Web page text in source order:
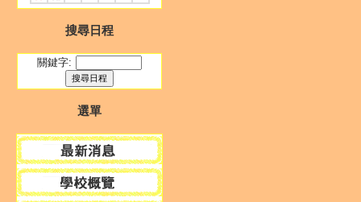
搜尋日程
關鍵字:
選單